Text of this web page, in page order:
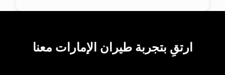
ارتقِ بتجربة طيران الإمارات معنا